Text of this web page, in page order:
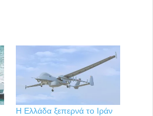
Η Ελλάδα ξεπερνά το Ιράν